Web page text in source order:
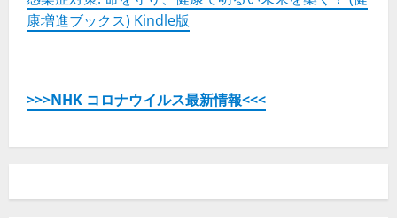
康増進ブックス) Kindle版
>>>NHK コロナウイルス最新情報<<<